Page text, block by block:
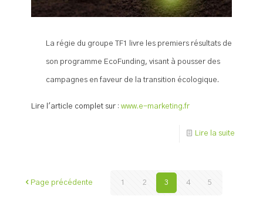
La régie du groupe TF1 livre les premiers résultats de
son programme EcoFunding, visant à pousser des
campagnes en faveur de la transition écologique.
Lire l'article complet sur : www.e-marketing.fr
Lire la suite
Page précédente 1 2 3 4 5